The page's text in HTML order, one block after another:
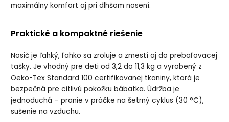
maximálny komfort aj pri dlhšom nosení.
Praktické a kompaktné riešenie
Nosič je ľahký, ľahko sa zroluje a zmestí aj do prebaľovacej
tašky. Je vhodný pre deti od 3,2 do 11,3 kg a vyrobený z
Oeko-Tex Standard 100 certifikovanej tkaniny, ktorá je
bezpečná pre citlivú pokožku bábätka. Údržba je
jednoduchá – pranie v práčke na šetrný cyklus (30 °C),
sušenie na vzduchu.